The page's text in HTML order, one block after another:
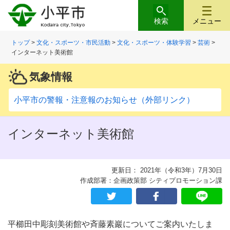
メニュー
検索
トップ>文化・スポーツ・市民活動 >文化・スポーツ・体験学習 >芸術 >
インターネット美術館
気象情報
小平市の警報・注意報のお知らせ（外部リンク）
インターネット美術館
更新日： 2021年（令和3年）7月30日
作成部署：企画政策部 シティプロモーション課
平櫛田中彫刻美術館や斉藤素巖についてご案内いたしま